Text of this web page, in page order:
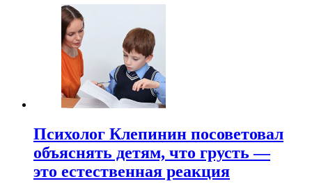
Психолог Клепинин посоветовал
объяснять детям, что грусть —
это естественная реакция